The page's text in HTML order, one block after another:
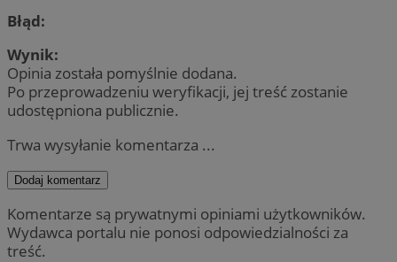
Błąd:
Wynik:
Opinia została pomyślnie dodana.
Po przeprowadzeniu weryfikacji, jej treść zostanie
udostępniona publicznie.
Trwa wysyłanie komentarza ...
Dodaj komentarz
Komentarze są prywatnymi opiniami użytkowników.
Wydawca portalu nie ponosi odpowiedzialności za
treść.